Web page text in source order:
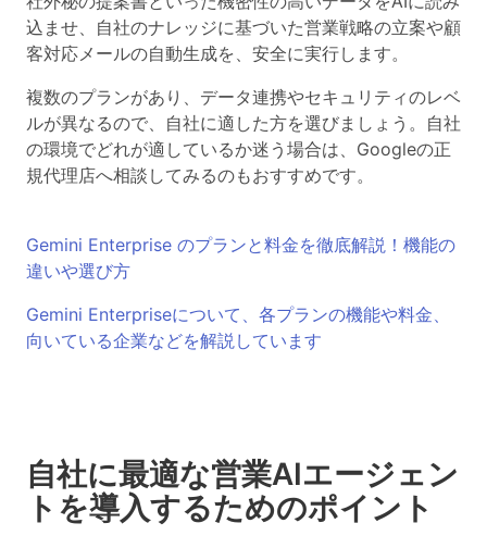
込ませ、自社のナレッジに基づいた営業戦略の立案や顧
客対応メールの自動生成を、安全に実行します。
複数のプランがあり、データ連携やセキュリティのレベ
ルが異なるので、自社に適した方を選びましょう。自社
の環境でどれが適しているか迷う場合は、Googleの正
規代理店へ相談してみるのもおすすめです。
Gemini Enterprise のプランと料金を徹底解説！機能の
違いや選び方
Gemini Enterpriseについて、各プランの機能や料金、
向いている企業などを解説しています
自社に最適な営業AIエージェン
トを導入するためのポイント